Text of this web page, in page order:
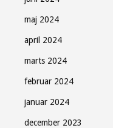
maj 2024
april 2024
marts 2024
februar 2024
januar 2024
december 2023